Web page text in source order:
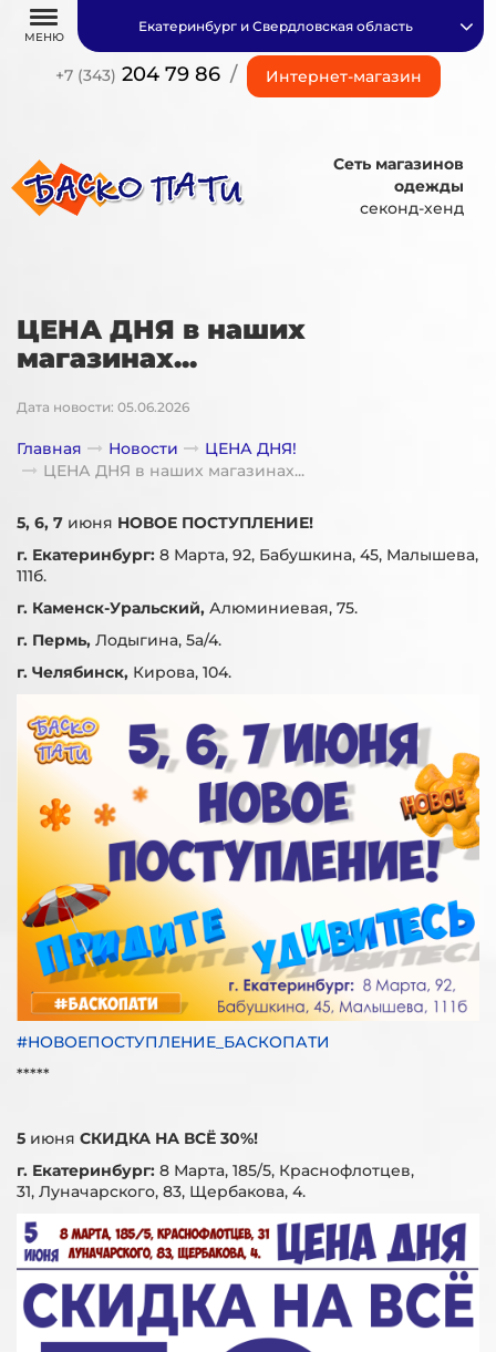
МЕНЮ
+7 (343) 204 79 86 / Интернет-магазин
Екатеринбург и Свердловская область
Сеть магазинов
одежды
секонд-хенд
ЦЕНА ДНЯ в наших
магазинах...
Дата новости: 05.06.2026
Главная Новости
ЦЕНА ДНЯ!
ЦЕНА ДНЯ в наших магазинах...
5, 6, 7 июня НОВОЕ ПОСТУПЛЕНИЕ!
г. Екатеринбург: 8 Марта, 92, Бабушкина, 45, Малышева,
111б.
г. Каменск-Уральский, Алюминиевая, 75.
г. Пермь, Лодыгина, 5а/4.
г. Челябинск, Кирова, 104.
#НОВОЕПОСТУПЛЕНИЕ_БАСКОПАТИ
*****
5 июня СКИДКА НА ВСЁ 30%!
г. Екатеринбург: 8 Марта, 185/5, Краснофлотцев,
31, Луначарского, 83, Щербакова, 4.